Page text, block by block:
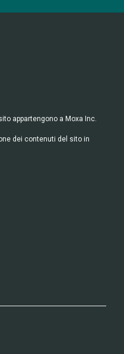
appartengono a Moxa Inc.
dei contenuti del sito in